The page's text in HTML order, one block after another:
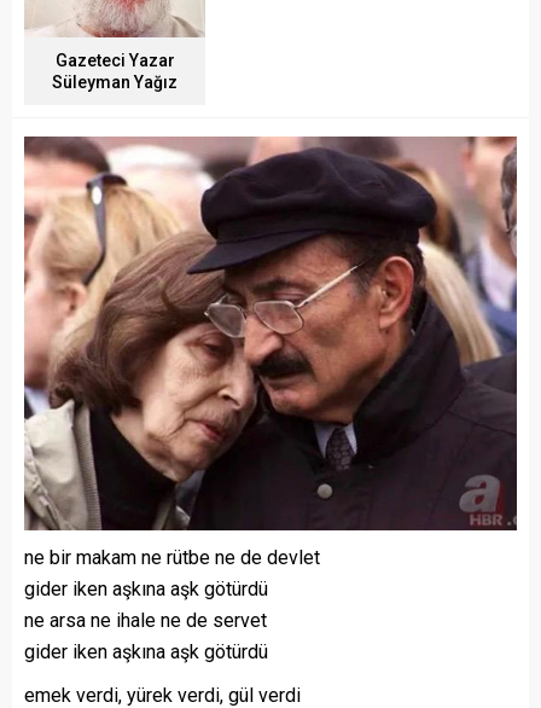
Gazeteci Yazar
Süleyman Yağız
ne bir makam ne rütbe ne de devlet
gider iken aşkına aşk götürdü
ne arsa ne ihale ne de servet
gider iken aşkına aşk götürdü
emek verdi, yürek verdi, gül verdi